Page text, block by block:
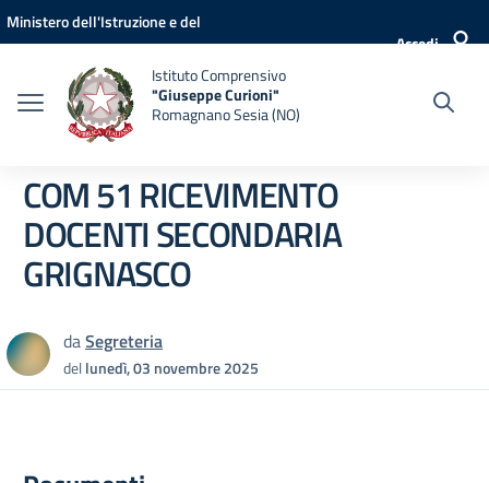
Vai ai contenuti
Vai al menu di navigazione
Vai al footer
Ministero dell'Istruzione e del
Accedi
Istituto Comprensivo
"Giuseppe Curioni"
Romagnano Sesia (NO)
COM 51 RICEVIMENTO
DOCENTI SECONDARIA
GRIGNASCO
daSegreteria
dellunedì, 03 novembre 2025